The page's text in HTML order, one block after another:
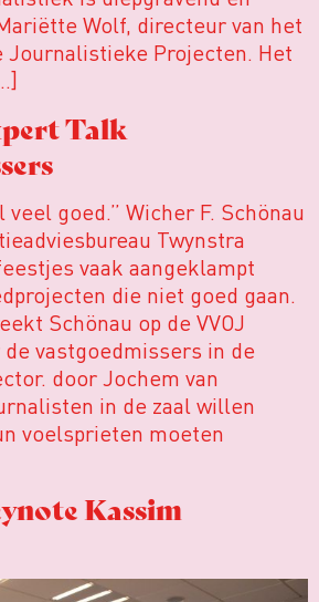
Wolf, directeur van het
Journalistieke Projecten. Het
Talk
goed.” Wicher F. Schönau
Twynstra
vaak aangeklampt
die niet goed gaan.
Schönau op de VVOJ
vastgoedmissers in de
door Jochem van
in de zaal willen
voelsprieten moeten
Kassim